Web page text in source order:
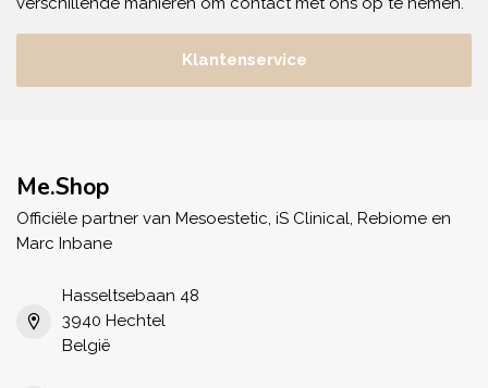
Klantenservice
Me.Shop
Officiële partner van Mesoestetic, iS Clinical, Rebiome en
Marc Inbane
Hasseltsebaan 48
3940 Hechtel
België